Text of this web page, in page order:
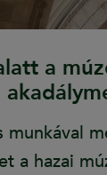
a
munkával
a hazai